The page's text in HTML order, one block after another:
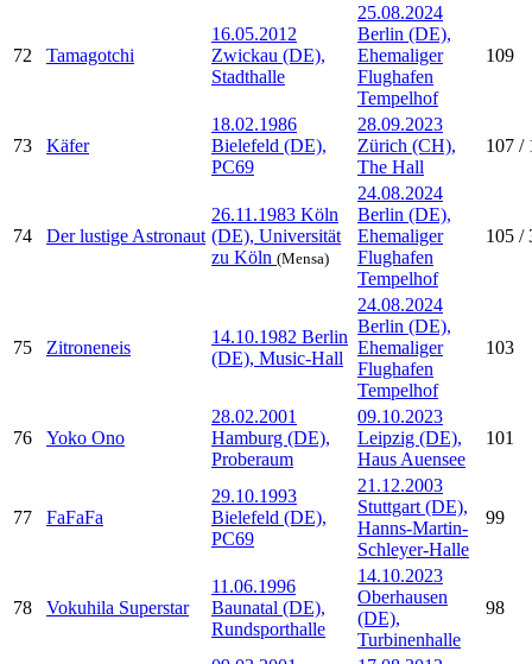
72 Tamagotchi
16.05.2012
Zwickau (DE),
Stadthalle
25.08.2024
Berlin (DE),
Ehemaliger
Flughafen
Tempelhof
109
73 Käfer
18.02.1986
Bielefeld (DE),
PC69
28.09.2023
Zürich (CH),
The Hall
107 /
74 Der lustige Astronaut
26.11.1983 Köln
(DE), Universität
zu Köln (Mensa)
24.08.2024
Berlin (DE),
Ehemaliger
Flughafen
Tempelhof
105 /
75 Zitroneneis
14.10.1982 Berlin
(DE), Music-Hall
24.08.2024
Berlin (DE),
Ehemaliger
Flughafen
Tempelhof
103
76 Yoko Ono
28.02.2001
Hamburg (DE),
Proberaum
09.10.2023
Leipzig (DE),
Haus Auensee
101
77 FaFaFa
29.10.1993
Bielefeld (DE),
PC69
21.12.2003
Stuttgart (DE),
Hanns-Martin-
Schleyer-Halle
99
78 Vokuhila Superstar
11.06.1996
Baunatal (DE),
Rundsporthalle
14.10.2023
Oberhausen
(DE),
Turbinenhalle
98